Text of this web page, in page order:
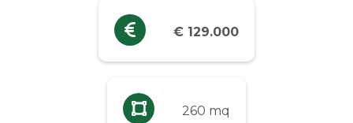
€ 129.000
260 mq